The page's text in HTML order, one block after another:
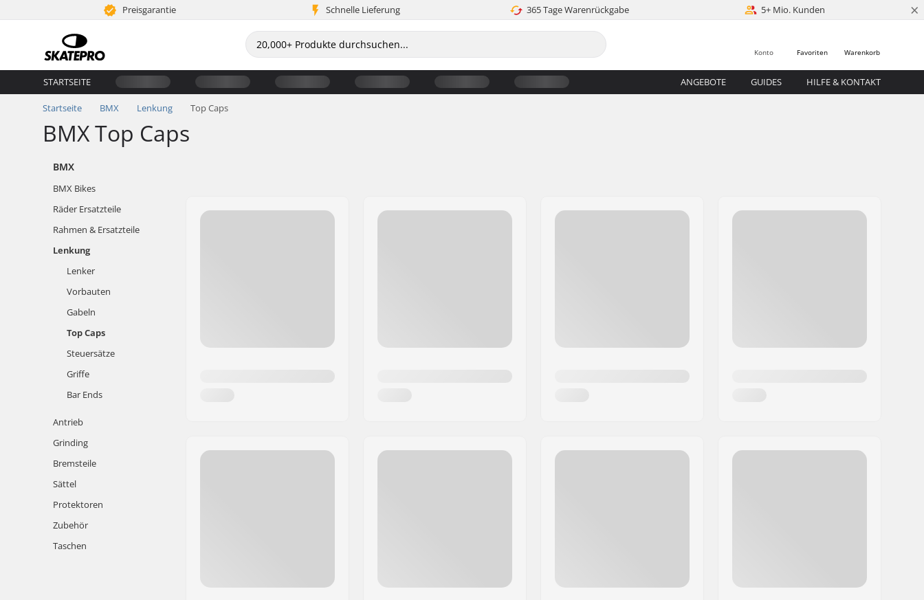
Preisgarantie Schnelle Lieferung 365 Tage Warenrückgabe 5+ Mio. Kunden ×
Warenkorb
Favoriten
Konto
STARTSEITE ANGEBOTE GUIDES HILFE & KONTAKT
Startseite BMX Lenkung Top Caps
BMX Top Caps
BMX
BMX Bikes
Räder Ersatzteile
Rahmen & Ersatzteile
Lenkung
Lenker
Vorbauten
Gabeln
Top Caps
Steuersätze
Griffe
Bar Ends
Antrieb
Grinding
Bremsteile
Sättel
Protektoren
Zubehör
Taschen